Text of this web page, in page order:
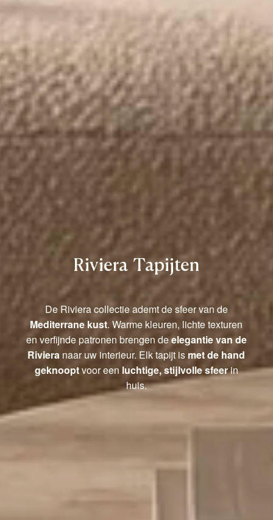
Riviera Tapijten
De Riviera collectie ademt de sfeer van de
Mediterrane kust. Warme kleuren, lichte texturen
en verfijnde patronen brengen deelegantie van de
Riviera naar uw interieur. Elk tapijt is met de hand
geknooptvoor een luchtige, stijlvolle sfeerin
huis.